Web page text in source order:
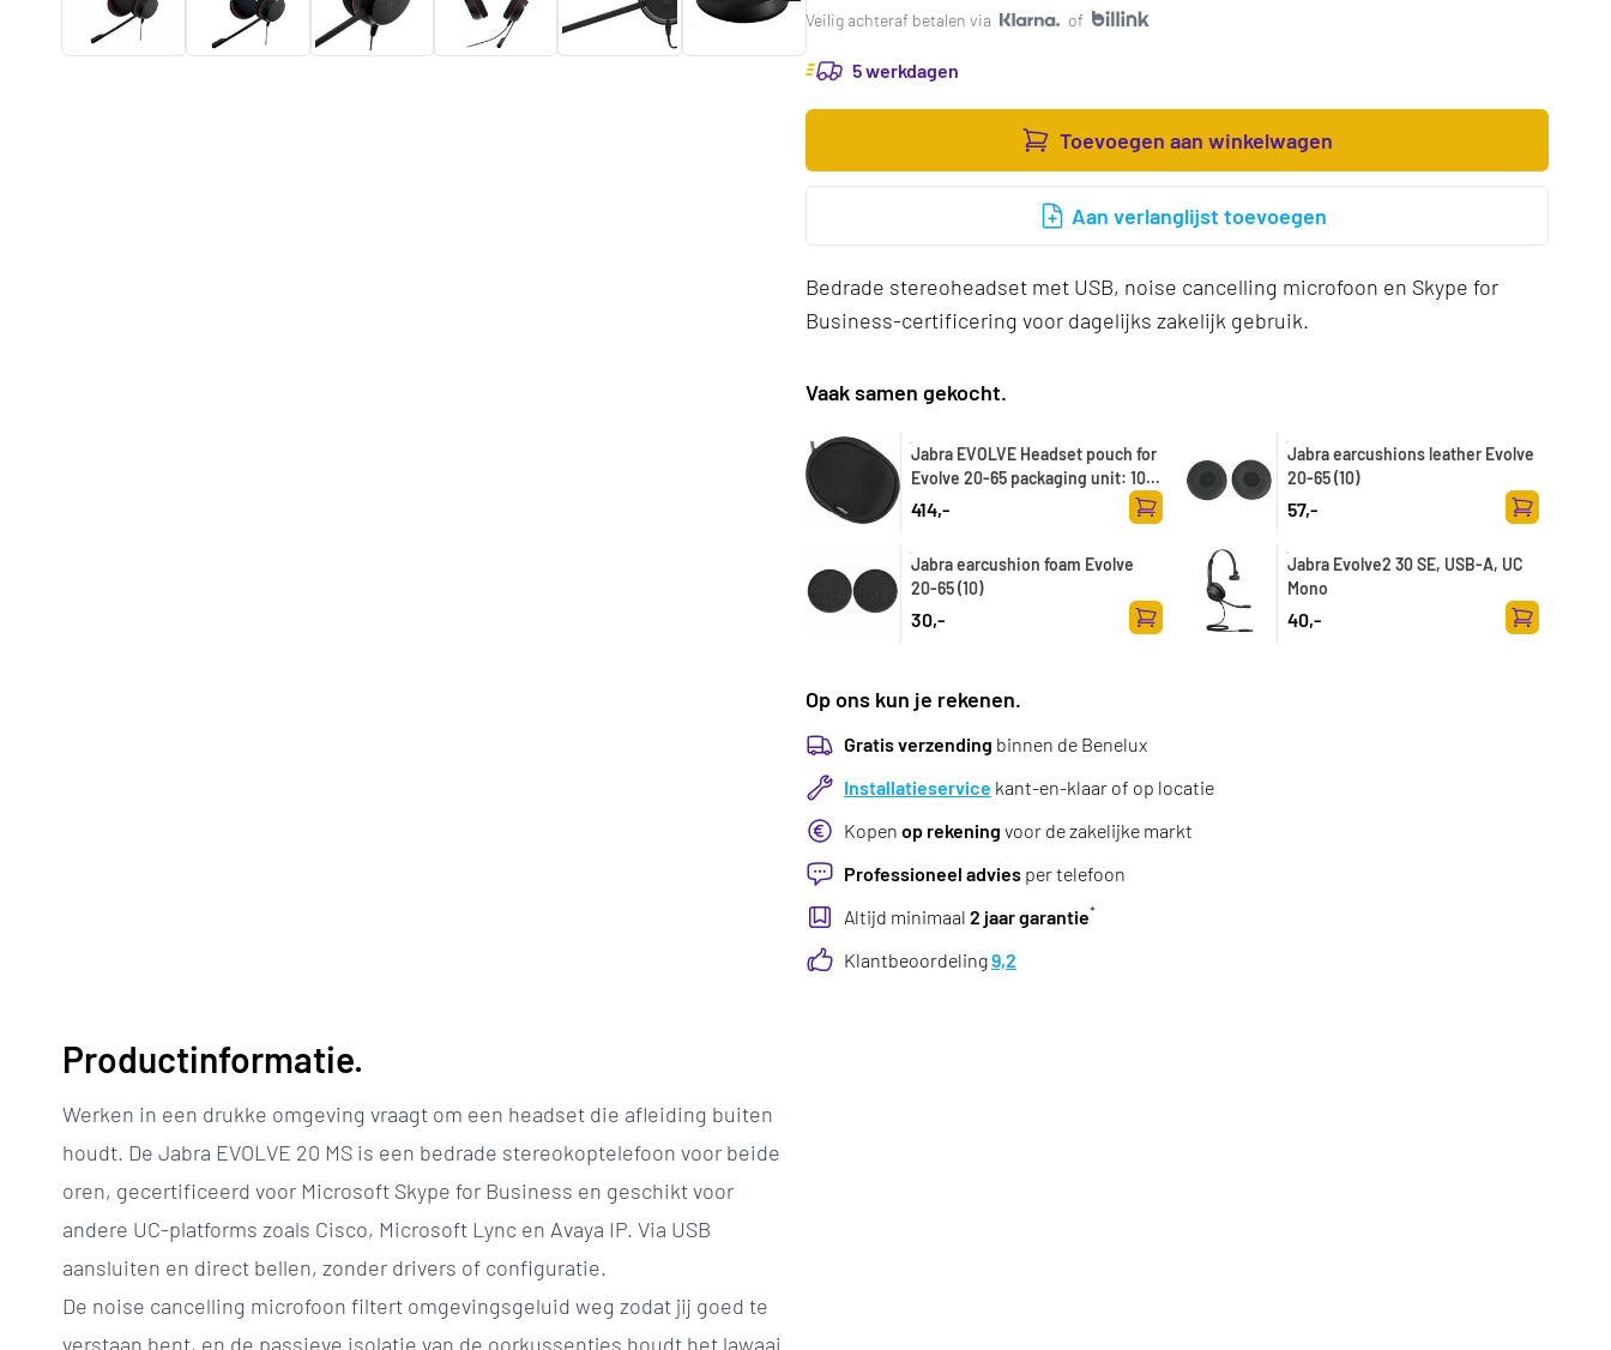
Veilig achteraf betalen via of
5 werkdagen
Toevoegen aan winkelwagen
Aan verlanglijst toevoegen
Bedrade stereoheadset met USB, noise cancelling microfoon en Skype for
Business-certificering voor dagelijks zakelijk gebruik.
Vaak samen gekocht.
Jabra EVOLVE Headset pouch for
Evolve 20-65 packaging unit: 10
pieces
414,-
Toevoegen aan winkelwagen
Jabra earcushions leather Evolve
20-65 (10)
57,-
Toevoegen
Jabra earcushion foam Evolve
20-65 (10)
30,-
Toevoegen aan winkelwagen
Jabra Evolve2 30 SE, USB-A, UC
Mono
40,-
Toevoegen
Op ons kun je rekenen.
Gratis verzending binnen de Benelux
Installatieservice kant-en-klaar of op locatie
Kopen op rekening voor de zakelijke markt
Professioneel advies per telefoon
Altijd minimaal 2 jaar garantie*
Klantbeoordeling9,2
Productinformatie.
Werken in een drukke omgeving vraagt om een headset die afleiding buiten
houdt. De Jabra EVOLVE 20 MS is een bedrade stereokoptelefoon voor beide
oren, gecertificeerd voor Microsoft Skype for Business en geschikt voor
andere UC-platforms zoals Cisco, Microsoft Lync en Avaya IP. Via USB
aansluiten en direct bellen, zonder drivers of configuratie.
De noise cancelling microfoon filtert omgevingsgeluid weg zodat jij goed te
verstaan bent, en de passieve isolatie van de oorkussentjes houdt het lawaai